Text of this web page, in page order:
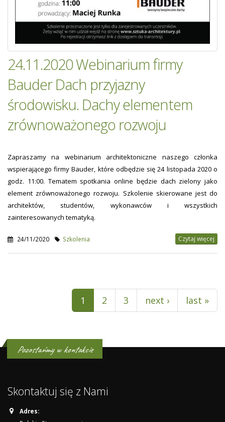
24.11.2020 Webinarium firmy
Bauder Dach przyjazny
środowisku. Dachy elementem
zrównoważonego rozwoju
Zapraszamy na webinarium architektoniczne naszego członka
wspierającego firmy Bauder, które odbędzie się 24 listopada 2020 o
godz. 11:00. Tematem spotkania online będzie dach zielony jako
element zrównoważonego rozwoju. Szkolenie skierowane jest do
architektów, studentów, wykonawców i wszystkich
zainteresowanych tematyką.
24/11/2020 Szkolenia Czytaj więcej
1 2 3 next › last »
Pozostańmy w kontakcie
Skontaktuj się z Nami
Adres: